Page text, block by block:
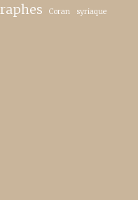
Coran syriaque